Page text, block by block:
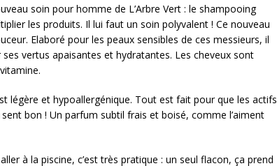
soin pour homme de L’Arbre Vert : le shampooing
les produits. Il lui faut un soin polyvalent ! Ce nouveau
Elaboré pour les peaux sensibles de ces messieurs, il
vertus apaisantes et hydratantes. Les cheveux sont
légère et hypoallergénique. Tout est fait pour que les actifs
bon ! Un parfum subtil frais et boisé, comme l’aiment
à la piscine, c’est très pratique : un seul flacon, ça prend